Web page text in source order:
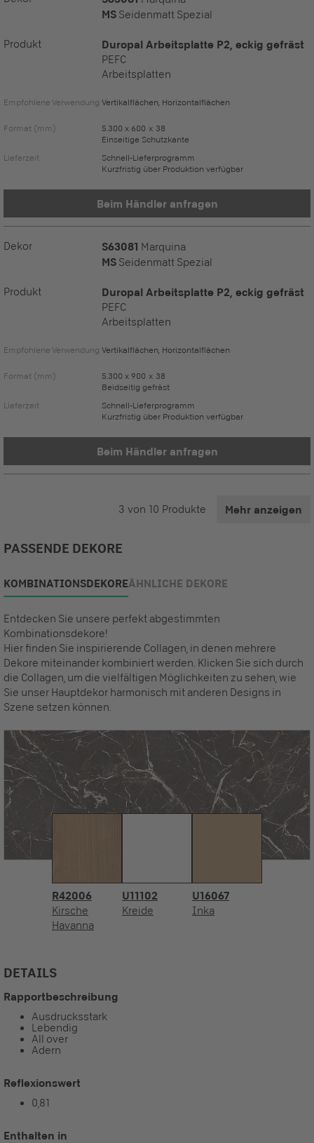
MS Seidenmatt Spezial
Produkt Duropal Arbeitsplatte P2, eckig gefräst
PEFC
Arbeitsplatten
Empfohlene Verwendung Vertikalflächen, Horizontalflächen
Format (mm)
5.300 x 600 x 38
Einseitige Schutzkante
Lieferzeit
Schnell-Lieferprogramm
Kurzfristig über Produktion verfügbar
Beim Händler anfragen
Dekor S63081 Marquina
MS Seidenmatt Spezial
Produkt Duropal Arbeitsplatte P2, eckig gefräst
PEFC
Arbeitsplatten
Empfohlene Verwendung Vertikalflächen, Horizontalflächen
Format (mm)
5.300 x 900 x 38
Beidseitig gefräst
Lieferzeit
Schnell-Lieferprogramm
Kurzfristig über Produktion verfügbar
Beim Händler anfragen
3 von 10 Produkte Mehr anzeigen
PASSENDE DEKORE
KOMBINATIONSDEKOREÄHNLICHE DEKORE
Entdecken Sie unsere perfekt abgestimmten
Kombinationsdekore!
Hier finden Sie inspirierende Collagen, in denen mehrere
Dekore miteinander kombiniert werden. Klicken Sie sich durch
die Collagen, um die vielfältigen Möglichkeiten zu sehen, wie
Sie unser Hauptdekor harmonisch mit anderen Designs in
Szene setzen können.
R42006
Kirsche
Havanna
U11102
Kreide
U16067
Inka
DETAILS
Rapportbeschreibung
Ausdrucksstark
Lebendig
All over
Adern
Reflexionswert
0,81
Enthalten in